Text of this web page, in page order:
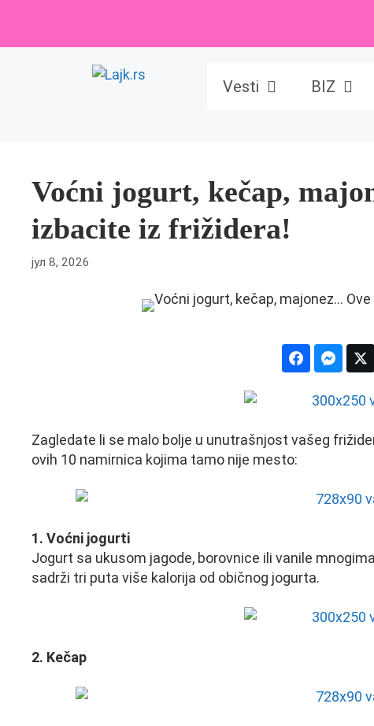
content
Vesti BIZ
Voćni jogurt, kečap,
izbacite iz frižidera!
јул 8, 2026
Zagledate li se malo bolje u unutrašnjost vašeg
ovih 10 namirnica kojima tamo nije mesto:
1. Voćni jogurti
Jogurt sa ukusom jagode, borovnice ili vanile
sadrži tri puta više kalorija od običnog jogurta.
2. Kečap